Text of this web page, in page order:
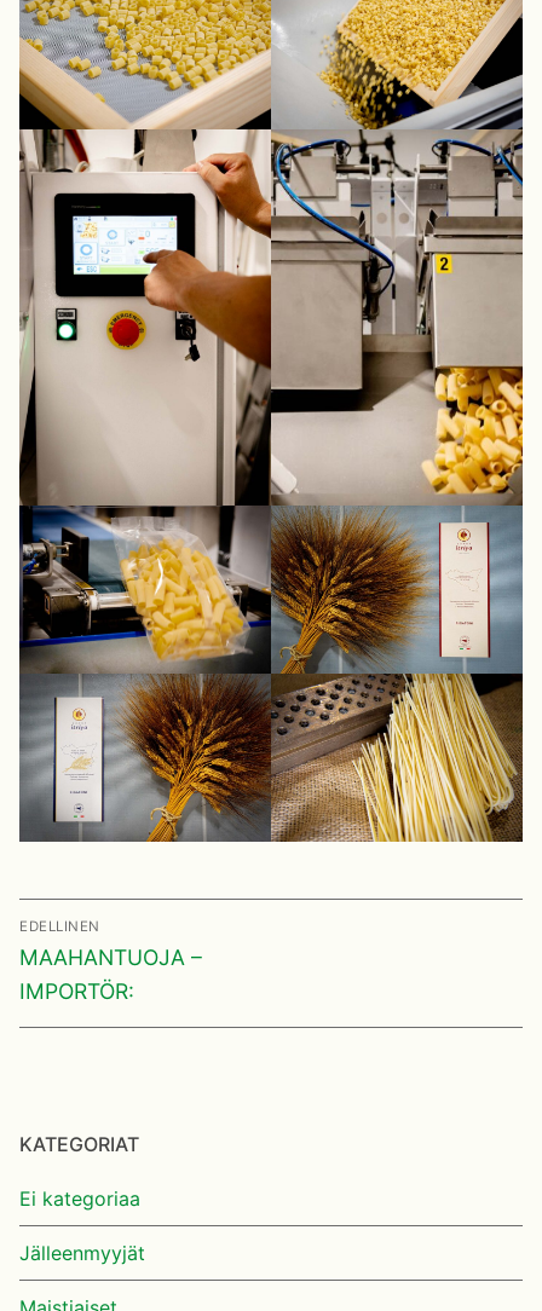
Artikkelien
selaus
EDELLINEN
Edellinen
viesti:
MAAHANTUOJA –
IMPORTÖR:
KATEGORIAT
Ei kategoriaa
Jälleenmyyjät